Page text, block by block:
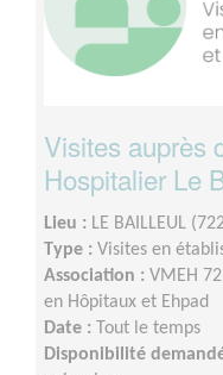
Visites auprès
Hospitalier Le
Lieu : LE BAILLEUL
Type : Visites en
Association : VMEH
en Hôpitaux et Ehpad
Date :
Tout le temps
Disponibilité